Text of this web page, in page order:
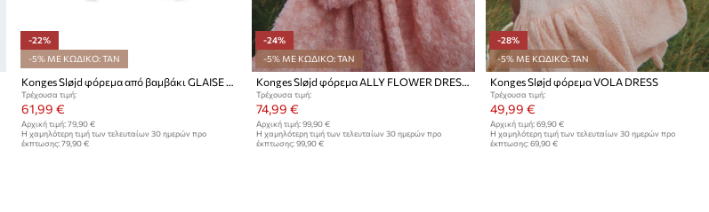
-22%
-5% ΜΕ ΚΩΔΙΚΟ: TAN
Konges Sløjd φόρεμα από βαμβάκι GLAISE DRESS GOTS
Τρέχουσα τιμή:
61,99 €
Αρχική τιμή: 79,90 €
Η χαμηλότερη τιμή των τελευταίων 30 ημερών προ
έκπτωσης: 79,90 €
-24%
-5% ΜΕ ΚΩΔΙΚΟ: TAN
Konges Sløjd φόρεμα ALLY FLOWER DRESS
Τρέχουσα τιμή:
74,99 €
Αρχική τιμή: 99,90 €
Η χαμηλότερη τιμή των τελευταίων 30 ημερών προ
έκπτωσης: 99,90 €
-28%
-5% ΜΕ ΚΩΔΙΚΟ: TAN
Konges Sløjd φόρεμα VOLA DRESS
Τρέχουσα τιμή:
49,99 €
Αρχική τιμή: 69,90 €
Η χαμηλότερη τιμή των τελευταίων 30 ημερών προ
έκπτωσης: 69,90 €